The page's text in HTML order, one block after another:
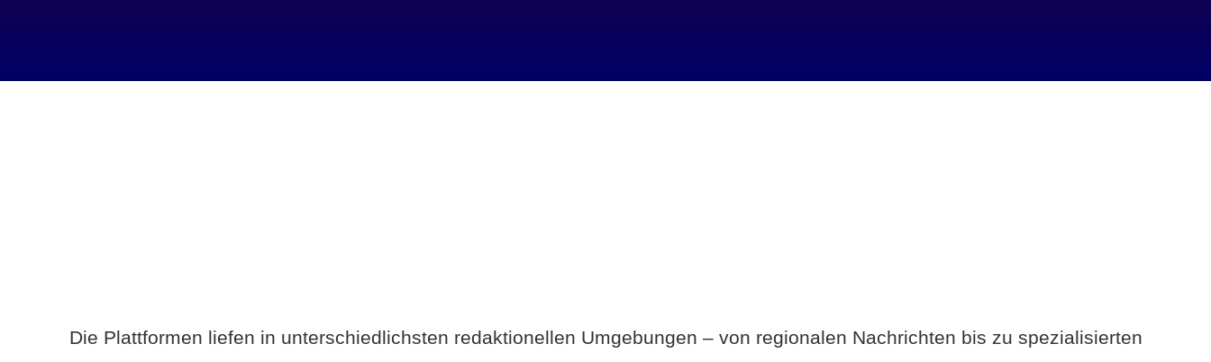
Die Plattformen liefen in unterschiedlichsten redaktionellen Umgebungen – von regionalen Nachrichten bis zu spezialisierten